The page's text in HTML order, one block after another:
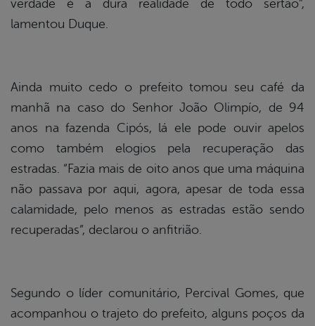
verdade é a dura realidade de todo sertão”,
lamentou Duque.
Ainda muito cedo o prefeito tomou seu café da
manhã na caso do Senhor João Olimpío, de 94
anos na fazenda Cipós, lá ele pode ouvir apelos
como também elogios pela recuperação das
estradas. “Fazia mais de oito anos que uma máquina
não passava por aqui, agora, apesar de toda essa
calamidade, pelo menos as estradas estão sendo
recuperadas”, declarou o anfitrião.
Segundo o líder comunitário, Percival Gomes, que
acompanhou o trajeto do prefeito, alguns poços da